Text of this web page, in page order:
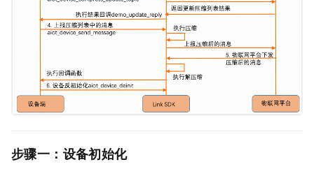
步骤一：设备初始化